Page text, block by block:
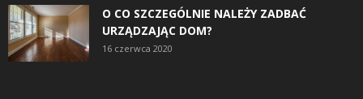
O CO SZCZEGÓLNIE NALEŻY ZADBAĆ
URZĄDZAJĄC DOM?
16 czerwca 2020